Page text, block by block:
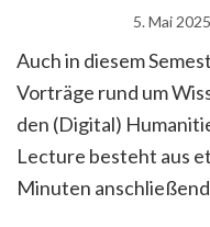
5. Mai 2025
Auch in diesem
Vorträge rund um
den (Digital)
Lecture besteht aus
Minuten